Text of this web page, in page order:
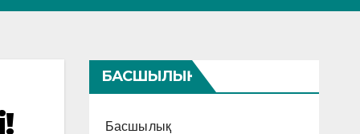
БАСШЫЛЫҚ
Басшылық